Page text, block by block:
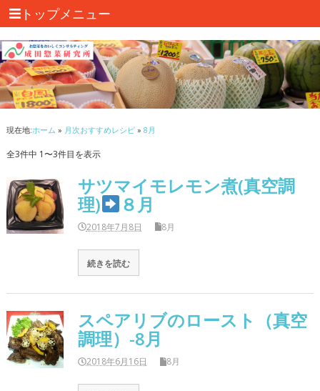
トップメニュー
現在地:ホーム » 月次おすすめレシピ» 8月
全3件中 1〜3件目を表示
サツマイモレモン煮(真空調
理) ８月
2018年7月8日 8月
続きを読む
スペアリブのロースト（真空
調理）-8月
2018年6月16日 8月